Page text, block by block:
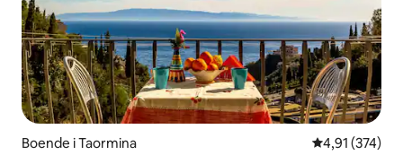
Boende i Taormina 4,91 av 5 i
4,91 (374)